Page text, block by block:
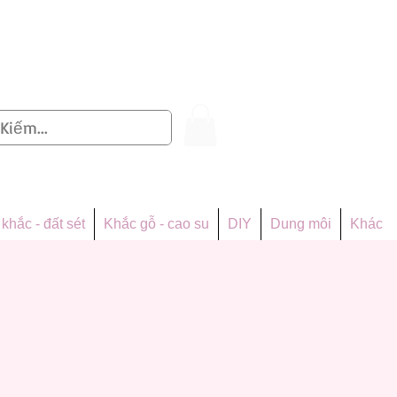
- đất sét Khắc gỗ - cao su DIY Dung môi Khác